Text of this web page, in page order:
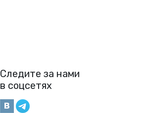
Следите за нами
в соцсетях